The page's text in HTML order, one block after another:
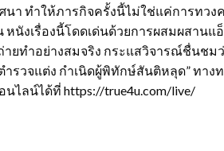
นา ทำให้ภารกิจครั้งนี้ไม่ใช่แค่การทว
หนังเรื่องนี้โดดเด่นด้วยการผสมผสาน
ายทำอย่างสมจริง กระแสวิจารณ์ชื่นช
ำรวจแต่ง กำเนิดผู้พิทักษ์สันติหลุด” ทาง
ไลน์ได้ที่ https://true4u.com/live/